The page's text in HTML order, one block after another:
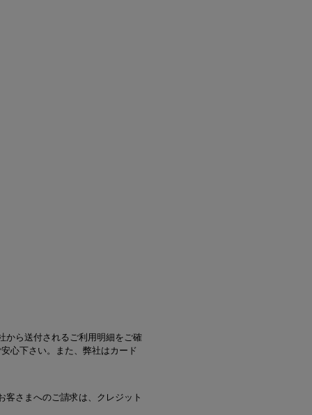
から送付されるご利用明細をご確
心下さい。また、弊社はカード
客さまへのご請求は、クレジット